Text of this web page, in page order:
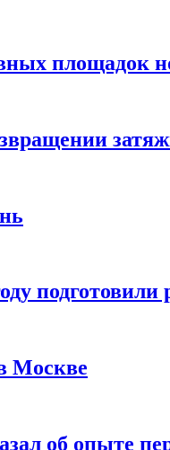
площадок
подготовили
Москве
об опыте